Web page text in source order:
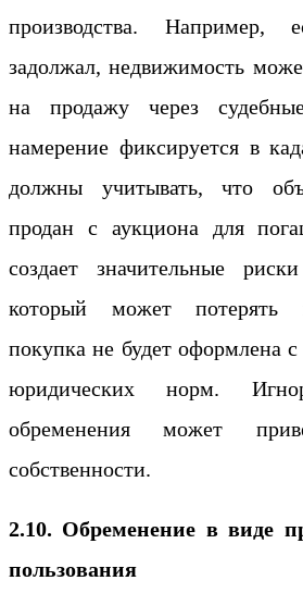
производства. Например,
задолжал, недвижимость
на продажу через
намерение фиксируется в
должны учитывать, что
продан с аукциона для
создает значительные
который может потерять
покупка не будет оформлена
юридических норм.
обременения может
собственности.
2.10. Обременение в виде
пользования